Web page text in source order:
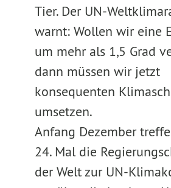
Tier. Der UN-
warnt: Wollen wir eine
um mehr als 1,5 Grad
dann müssen wir jetzt
konsequenten
umsetzen.
Anfang Dezember
24. Mal die
der Welt zur UN-